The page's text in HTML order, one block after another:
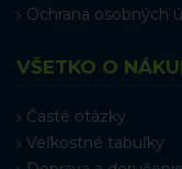
Ochrana osobných
VŠETKO O
Časté otázky
Veľkostné tabuľky